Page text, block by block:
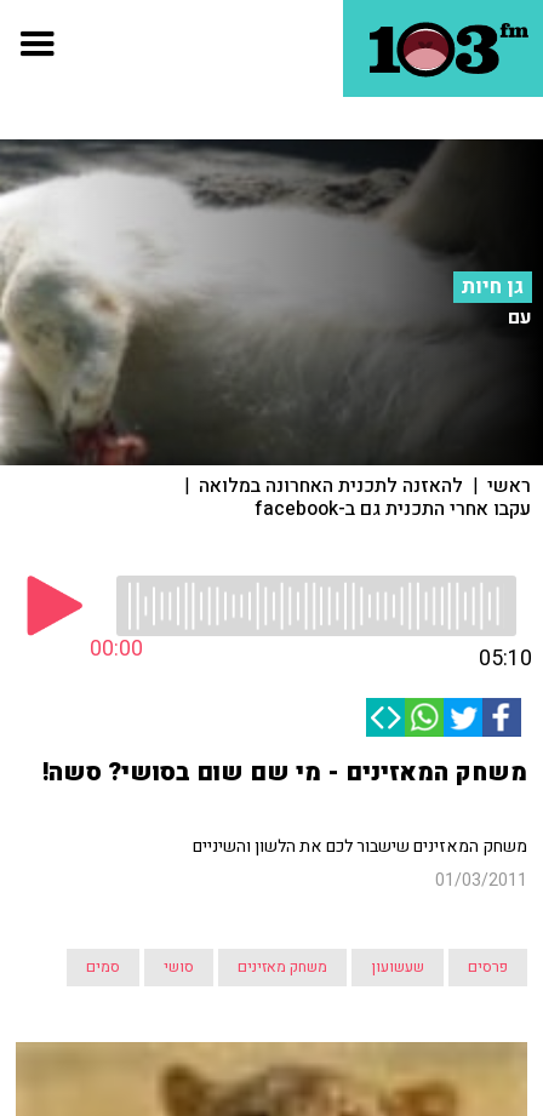
גן חיות
עם
ראשי | להאזנה לתכנית האחרונה במלואה |
עקבו אחרי התכנית גם ב-facebook
00:00 05:10
משחק המאזינים - מי שם שום בסושי? סשה!
משחק המאזינים שישבור לכם את הלשון והשיניים
01/03/2011
פרסים שעשועון משחק מאזינים סושי סמים